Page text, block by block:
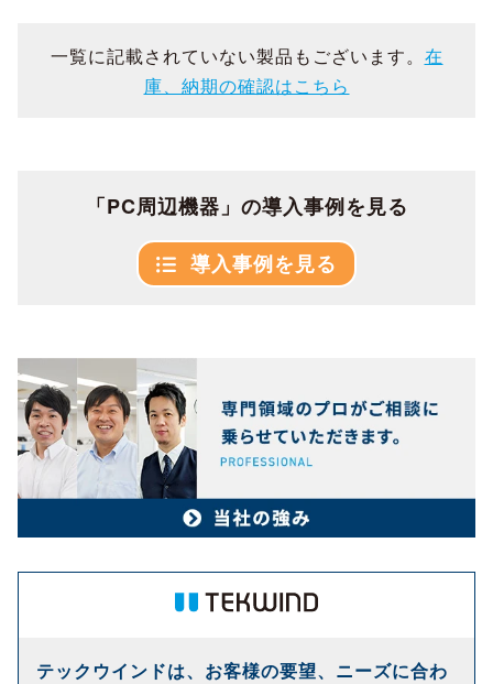
一覧に記載されていない製品もございます。 在
庫、納期の確認はこちら
「PC周辺機器」の導入事例を見る
導入事例を見る
テックウインドは、お客様の要望、ニーズに合わ